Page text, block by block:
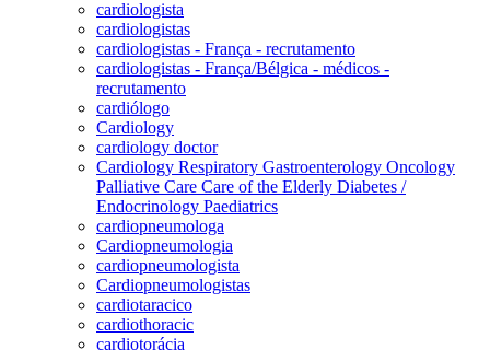
cardiologista
cardiologistas
cardiologistas - França - recrutamento
cardiologistas - França/Bélgica - médicos -
recrutamento
cardiólogo
Cardiology
cardiology doctor
Cardiology Respiratory Gastroenterology Oncology
Palliative Care Care of the Elderly Diabetes /
Endocrinology Paediatrics
cardiopneumologa
Cardiopneumologia
cardiopneumologista
Cardiopneumologistas
cardiotaracico
cardiothoracic
cardiotorácia